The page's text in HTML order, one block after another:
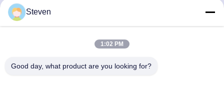
Подпишитесь на нашу информационную рассылку для
получения скидок и прочего.
Steven
1:02 PM
Good day, what product are you looking for?